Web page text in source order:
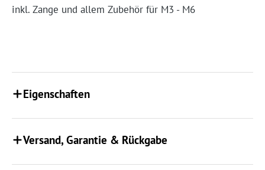
inkl. Zange und allem Zubehör für M3 - M6
Eigenschaften
Versand, Garantie & Rückgabe